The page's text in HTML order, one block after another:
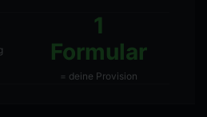
1
Formular
= deine Provision